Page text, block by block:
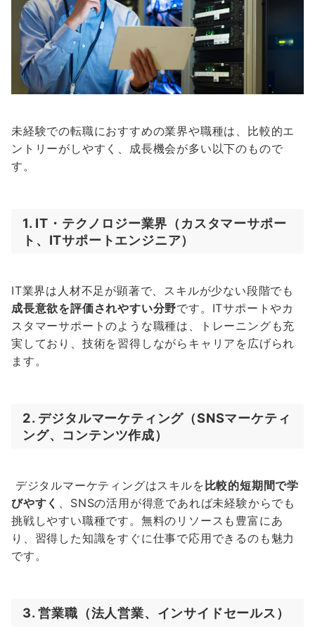
未経験での転職におすすめの業界や職種は、比較的エ
ントリーがしやすく、成長機会が多い以下のもので
す。
1. IT・テクノロジー業界（カスタマーサポー
ト、ITサポートエンジニア）
IT業界は人材不足が顕著で、スキルが少ない段階でも
成長意欲を評価されやすい分野です。ITサポートやカ
スタマーサポートのような職種は、トレーニングも充
実しており、技術を習得しながらキャリアを広げられ
ます。
2. デジタルマーケティング（SNSマーケティ
ング、コンテンツ作成）
デジタルマーケティングはスキルを比較的短期間で学
びやすく
、SNSの活用が得意であれば未経験からでも
挑戦しやすい職種です。無料のリソースも豊富にあ
り、習得した知識をすぐに仕事で応用できるのも魅力
です。
3. 営業職（法人営業、インサイドセールス）